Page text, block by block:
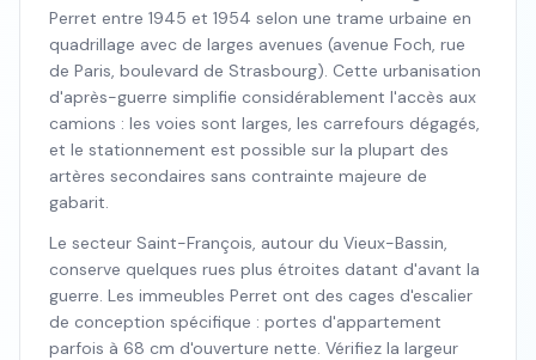
Perret entre 1945 et 1954 selon une trame urbaine en
quadrillage avec de larges avenues (avenue Foch, rue
de Paris, boulevard de Strasbourg). Cette urbanisation
d'après-guerre simplifie considérablement l'accès aux
camions : les voies sont larges, les carrefours dégagés,
et le stationnement est possible sur la plupart des
artères secondaires sans contrainte majeure de
gabarit.
Le secteur Saint-François, autour du Vieux-Bassin,
conserve quelques rues plus étroites datant d'avant la
guerre. Les immeubles Perret ont des cages d'escalier
de conception spécifique : portes d'appartement
parfois à 68 cm d'ouverture nette. Vérifiez la largeur